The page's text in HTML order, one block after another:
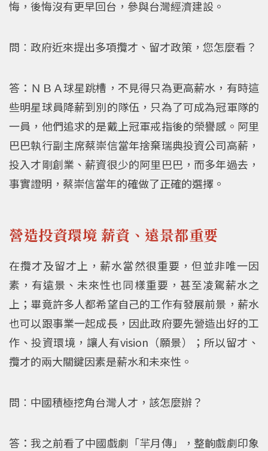
悔，後悔沒有更早回台，參與台灣經濟建設。
問︰政府近來提出多項攬才、留才政策，您怎麼看？
答：ＮＢＡ球星跳槽，不見得只為更高薪水，有時這
些明星球員降薪到別的隊伍，只為了可成為冠軍隊的
一員，他們追求的是戴上冠軍戒指後的榮譽感。阿里
巴巴執行副主席蔡崇信當年捨棄瑞典投資公司高薪，
投入才剛創業、薪資很少的阿里巴巴，而多年過去，
事實證明，蔡崇信當年的確做了正確的選擇。
營造投資環境 薪資、遠景都重要
在攬才及留才上，薪水當然很重要，但並非唯一因
素，有遠景、未來性也同樣重要，甚至凌駕薪水之
上；畢竟許多人都希望自己的工作有發展前景，薪水
也可以跟事業一起成長，因此政府要先營造出好的工
作、投資環境，讓人有vision（願景）；所以留才、
攬才的兩大關鍵因素是薪水和未來性。
問︰中國積極挖角台灣人才，該怎麼辦？
答：我之前看了中國戲劇「羋月傳」，整齣戲劇印象